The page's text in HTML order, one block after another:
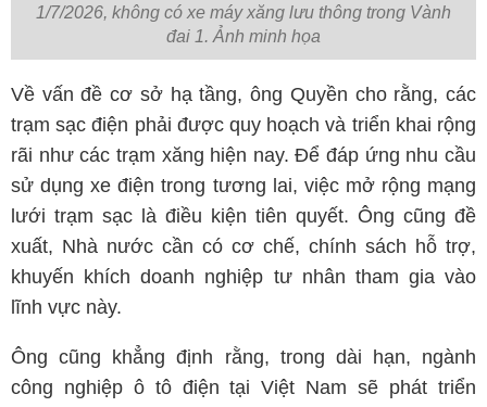
1/7/2026, không có xe máy xăng lưu thông trong Vành
đai 1. Ảnh minh họa
Về vấn đề cơ sở hạ tầng, ông Quyền cho rằng, các
trạm sạc điện phải được quy hoạch và triển khai rộng
rãi như các trạm xăng hiện nay. Để đáp ứng nhu cầu
sử dụng xe điện trong tương lai, việc mở rộng mạng
lưới trạm sạc là điều kiện tiên quyết. Ông cũng đề
xuất, Nhà nước cần có cơ chế, chính sách hỗ trợ,
khuyến khích doanh nghiệp tư nhân tham gia vào
lĩnh vực này.
Ông cũng khẳng định rằng, trong dài hạn, ngành
công nghiệp ô tô điện tại Việt Nam sẽ phát triển